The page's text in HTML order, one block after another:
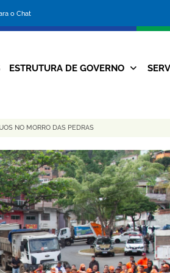
o Chat
da
Prefeitura
ESTRUTURA DE GOVERNO
NO MORRO DAS PEDRAS